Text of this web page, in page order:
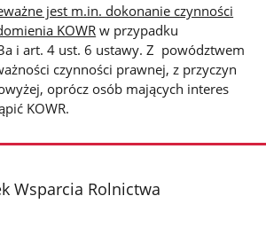
jest m.in. dokonanie czynności
KOWR w przypadku
i art. 4 ust. 6 ustawy. Z powództwem
czynności prawnej, z przyczyn
oprócz osób mających interes
KOWR.
Wsparcia Rolnictwa